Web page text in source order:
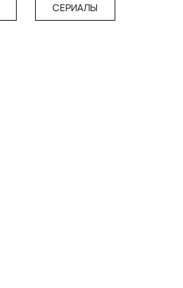
СЕРИАЛЫ